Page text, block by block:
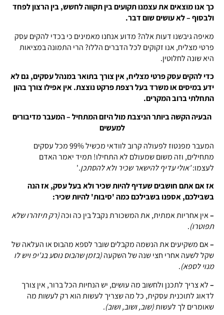
כך אנו מוצאים את עצמנו תקועים בין תקווה לחשש, בין הרצון לפחד
ולבסוף – לא עושים שום דבר.
מאיפה גיבשנו דעות אלה? מדוע אנחנו מאמינים כי בכדי להקים עסק
פרטי מצליח, אנו זקוקים לכל הדברים הללו? הרי התמונה במציאות
היא שונה לחלוטין.
כדי להקים עסק פרטי מצליח, אין צורך בתואר במנהל עסקים, גם לא
ידע במיסים או משרד בעל רצפת פרקט נוצצת. אין אפילו צורך בהון
התחלתי ברוב המקרים.
הבעיה הקשה ביותר הניצבת מול היזם המתחיל – המעבר מדיבורים
למעשים
המעבר מפנטוז לפעולה קרוב לוודאי מכשיל 99% מכל עסקים
מתחילים, וזה משום שמעולם לא התחילו! תמיד יאמר האדם
לעצמו:'אולי עדיף להישאר שכיר ולא להסתכן.'
אז אם אתם חושבים שעדיף להיות שכיר ולא בעל עסק, אז הנה
בשבילכם, אספנו בשבילכם כמה 'סיבות' להיות שכיר:
–אין אחריות אמתית, את המשכורת נקבל בין כה וכה(רק תיזהרו שלא
תפוטרו).
–אם משקיעים את הנשמה מקבלים שובר לספא מהבוס או העלאה של
שקל לשעה אחרי חצי שנה של השקעה(בזמן שהבוס נוסע בג'יפ ויש לו
מנוי לספא).
–לא צריך לתכנן ולחשוב מה עושים, יש הנחיות הכל ברור, אין צורך
לדאוג לתוכנית עסקית, כל מה שצריך לעשות הוא רק לעשות מה
שאומרים לך לעשות(שוב, ושוב, ושוב).